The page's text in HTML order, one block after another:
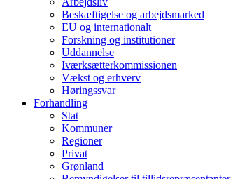
Beskæftigelse og arbejdsmarked
EU og internationalt
Forskning og institutioner
Uddannelse
Iværksætterkommissionen
Vækst og erhverv
Høringssvar
Forhandling
Stat
Kommuner
Regioner
Privat
Grønland